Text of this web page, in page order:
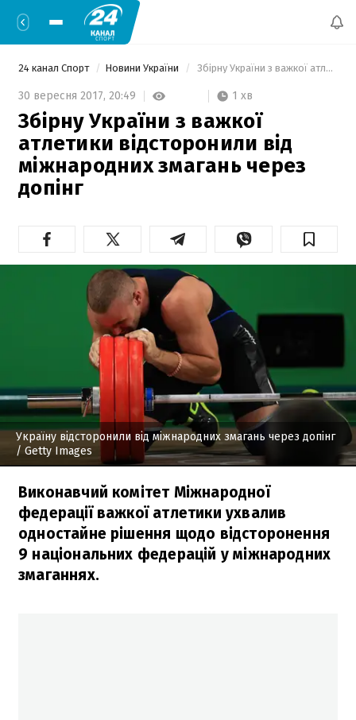
24 канал Спорт Новини України Збірну України з важкої атлетики відсторонили від міжнародних змагань через допінг
30 вересня 2017, 20:49 1 хв
Збірну України з важкої
атлетики відсторонили від
міжнародних змагань через
допінг
Україну відсторонили від міжнародних змагань через допінг
/ Getty Images
Виконавчий комітет Міжнародної
федерації важкої атлетики ухвалив
одностайне рішення щодо відсторонення
9 національних федерацій у міжнародних
змаганнях.